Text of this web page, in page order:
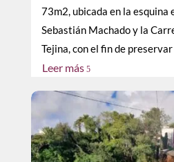
73m2, ubicada en la esquina
Sebastián Machado y la
Tejina, con el fin de
Leer más 5